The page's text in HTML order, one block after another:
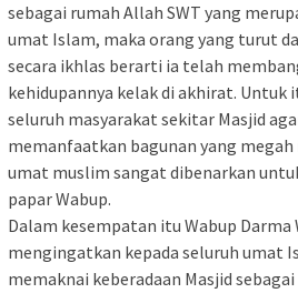
sebagai rumah Allah SWT yang
umat Islam, maka orang yang turut
secara ikhlas berarti ia telah
kehidupannya kelak di akhirat. Untuk
seluruh masyarakat sekitar Masjid
memanfaatkan bagunan yang
umat muslim sangat dibenarkan
papar Wabup.
Dalam kesempatan itu Wabup Darma
mengingatkan kepada seluruh umat
memaknai keberadaan Masjid